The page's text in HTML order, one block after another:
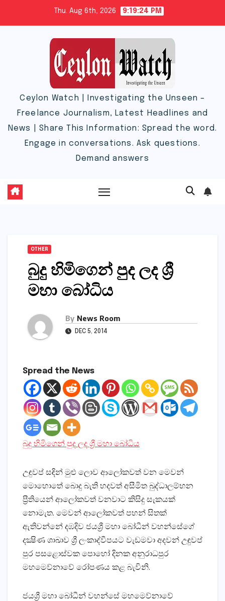
Thu. Aug 6th, 2026 9:19:25 PM
Ceylon Watch | Investigating the Unseen –
Freelance Journalism, Latest Headlines and
News | Share This Information: Spread the word.
Engage in conversations. Ask questions.
Demand answers
OTHER
බුදු හිමිගෙන් පුද ලද ශ්‍රී
මහා බෝධිය
By News Room
DEC 5, 2014
Spread the News
බුදු හිමිගෙන් පුද ලද ශ්‍රී මහා බෝධිය
උඳුවප් සඳින් මුළු ලොව ආලෝකවත් වන මෙවන්
මොහොතේ බොදු බැති හදවත් අසීමිත බුද්ධාලම්භන
ප්‍රීතියෙන් ආලෝකවත් වනවාට කිසිදු සැකයක්‌
නොමැත. මෙවන් ආලෝකවත් පහන් සිතක්‌
ඇතිවන්නේ දඹදිව ජයශ්‍රී මහා බෝධීන් වහන්සේගේ
දක්‍ෂිණ ශාඛාව ශ්‍රී ලංකාද්වීපයට වැඩමවා අදවන් උඳුවප්
පුර පසළොස්‌වක පොහෝ දිනක අනුරාධපුර
මහමෙව්නාවේ රෝපණය කළ බැවිනි.
ජයශ්‍රී මහා බෝධීන් වහන්සේ මහමෙව්නාවේ